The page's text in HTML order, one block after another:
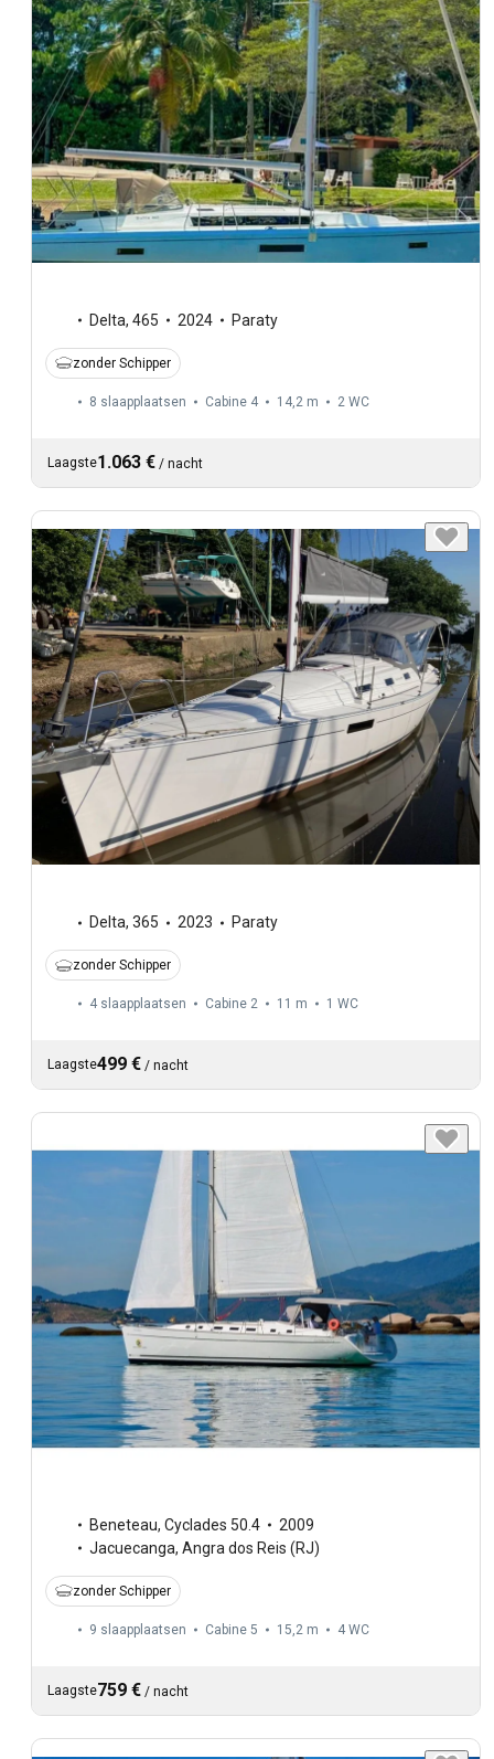
Delta, 465 2024 Paraty
zonder Schipper
8 slaapplaatsen Cabine 4 14,2 m 2 WC
Laagste1.063 € / nacht
Delta, 365 2023 Paraty
zonder Schipper
4 slaapplaatsen Cabine 2 11 m 1 WC
Laagste499 € / nacht
Beneteau, Cyclades 50.4
2009
Jacuecanga, Angra dos Reis (RJ)
zonder Schipper
9 slaapplaatsen Cabine 5 15,2 m 4 WC
Laagste759 € / nacht